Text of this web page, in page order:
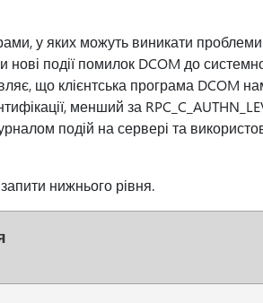
у яких можуть виникати проблеми
події помилок DCOM до
що клієнтська програма DCOM
менший за
подій на сервері та
нижнього рівня.